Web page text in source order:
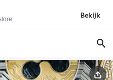
Bekijk